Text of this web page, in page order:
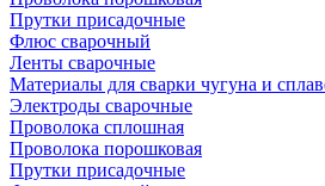
Прутки присадочные
Флюс сварочный
Ленты сварочные
Материалы для сварки чугуна и
Электроды сварочные
Проволока сплошная
Проволока порошковая
Прутки присадочные